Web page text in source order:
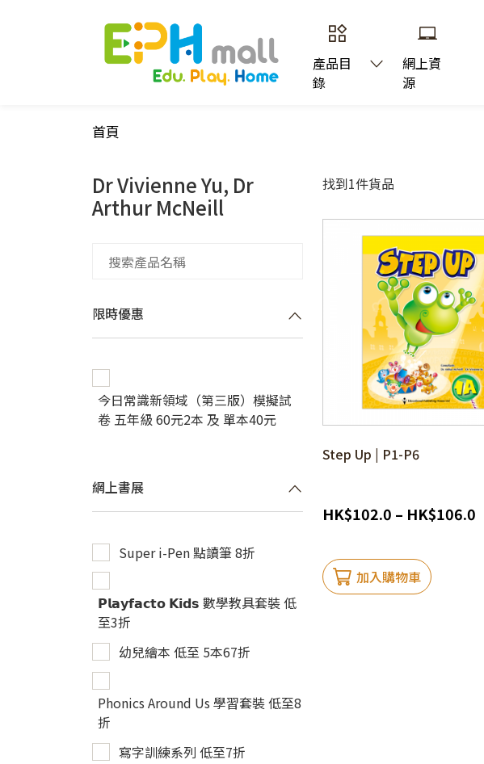
產品目
錄
網上資
源
首頁
Dr Vivienne Yu, Dr
Arthur McNeill
限時優惠
今日常識新領域（第三版）模擬試
卷 五年級 60元2本 及 單本40元
網上書展
Super i-Pen 點讀筆 8折
𝗣𝗹𝗮𝘆𝗳𝗮𝗰𝘁𝗼 𝗞𝗶𝗱𝘀 數學教具套裝 低
至3折
幼兒繪本 低至 5本67折
Phonics Around Us 學習套裝 低至8
折
寫字訓練系列 低至7折
找到1件貨品
Step Up | P1-P6
HK$102.0 – HK$106.0
加入購物車